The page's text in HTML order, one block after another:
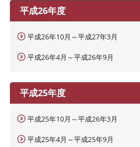
平成26年度
平成26年10月～平成27年3月
平成26年4月～平成26年9月
平成25年度
平成25年10月～平成26年3月
平成25年4月～平成25年9月